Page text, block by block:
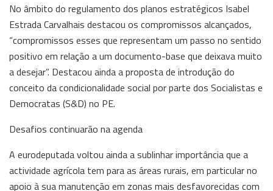
No âmbito do regulamento dos planos estratégicos Isabel
Estrada Carvalhais destacou os compromissos alcançados,
“compromissos esses que representam um passo no sentido
positivo em relação a um documento-base que deixava muito
a desejar”. Destacou ainda a proposta de introdução do
conceito da condicionalidade social por parte dos Socialistas e
Democratas (S&D) no PE.
Desafios continuarão na agenda
A eurodeputada voltou ainda a sublinhar importância que a
actividade agrícola tem para as áreas rurais, em particular no
apoio à sua manutenção em zonas mais desfavorecidas com